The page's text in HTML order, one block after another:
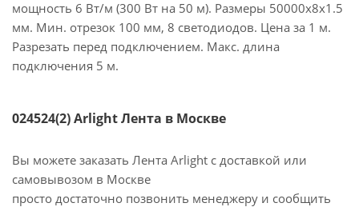
мощность 6 Вт/м (300 Вт на 50 м). Размеры 50000x8x1.5
мм. Мин. отрезок 100 мм, 8 светодиодов. Цена за 1 м.
Разрезать перед подключением. Макс. длина
подключения 5 м.
024524(2) Arlight Лента в Москве
Вы можете заказать Лента Arlight с доставкой или
самовывозом в Москве
просто достаточно позвонить менеджеру и сообщить